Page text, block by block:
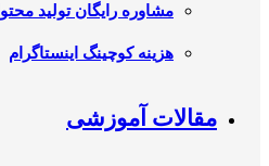
مشاوره رایگان تولید محتوا
هزینه کوچینگ اینستاگرام
مقالات آموزشی